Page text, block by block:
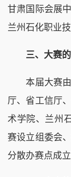
甘肃国际会展
兰州石化职业
三、大赛的
本届大赛由
厅、省工信厅
术学院、兰州
赛设立组委会
分散办赛点成